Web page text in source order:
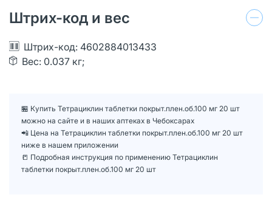
Штрих-код и вес
Штрих-код: 4602884013433
Вес: 0.037 кг;
🏪 Купить Тетрациклин таблетки покрыт.плен.об.100 мг 20 шт
можно на сайте и в наших аптеках в Чебоксарах
📲 Цена на Тетрациклин таблетки покрыт.плен.об.100 мг 20 шт
ниже в нашем приложении
📒 Подробная инструкция по применению Тетрациклин
таблетки покрыт.плен.об.100 мг 20 шт